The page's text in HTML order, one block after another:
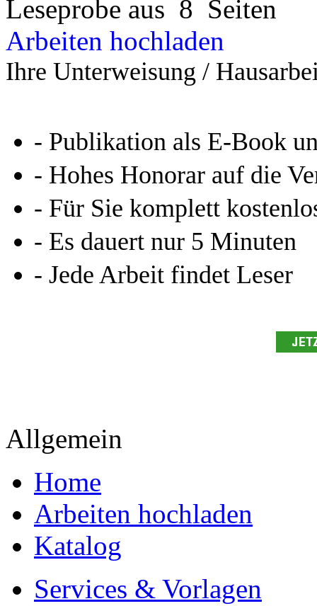
Leseprobe aus 8 Seiten
Arbeiten hochladen
Ihre Unterweisung /
- Publikation als E-Book
- Hohes Honorar auf die
- Für Sie komplett
- Es dauert nur 5 Minuten
- Jede Arbeit findet Leser
Allgemein
Home
Arbeiten hochladen
Katalog
Services & Vorlagen